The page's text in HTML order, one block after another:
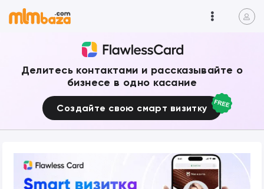
Делитесь контактами и рассказывайте о
бизнесе в одно касание
Создайте свою смарт визитку